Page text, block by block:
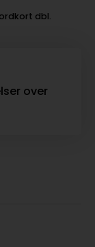
dbl.
over